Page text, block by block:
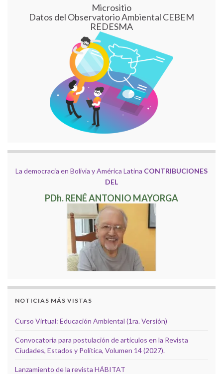
Micrositio
Datos del Observatorio Ambiental CEBEM
REDESMA
La democracia en Bolivia y América Latina CONTRIBUCIONES
DEL
PDh. RENÉ ANTONIO MAYORGA
NOTICIAS MÁS VISTAS
Curso Virtual: Educación Ambiental (1ra. Versión)
Convocatoria para postulación de artículos en la Revista
Ciudades, Estados y Política, Volumen 14 (2027).
Lanzamiento de la revista HÁBITAT